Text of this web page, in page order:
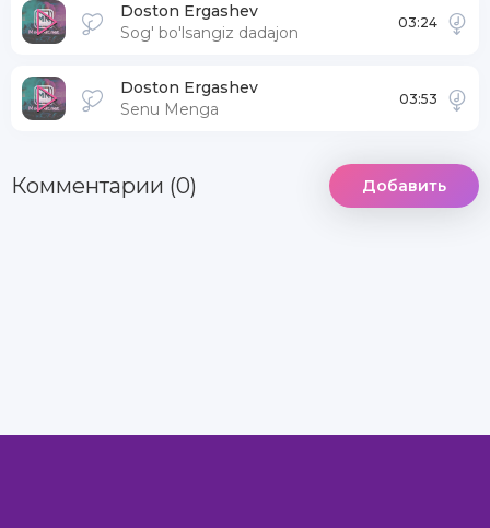
Doston Ergashev
Sog' bo'lsangiz dadajon
03:24
Doston Ergashev
Senu Menga
03:53
Комментарии (0) Добавить